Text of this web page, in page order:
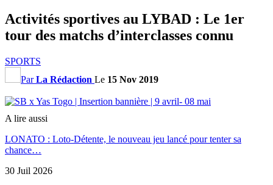
Activités sportives au LYBAD : Le 1er
tour des matchs d’interclasses connu
SPORTS
ParLa Rédaction Le 15 Nov 2019
A lire aussi
LONATO : Loto-Détente, le nouveau jeu lancé pour tenter sa
chance…
30 Juil 2026